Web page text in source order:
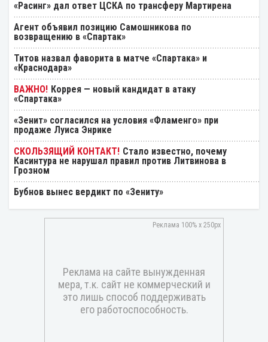
«Расинг» дал ответ ЦСКА по трансферу Мартирена
Агент объявил позицию Самошникова по
возвращению в «Спартак»
Титов назвал фаворита в матче «Спартака» и
«Краснодара»
Коррея — новый кандидат в атаку
«Спартака»
«Зенит» согласился на условия «Фламенго» при
продаже Луиса Энрике
Стало известно, почему
Касинтура не нарушал правил против Литвинова в
Грозном
Бубнов вынес вердикт по «Зениту»